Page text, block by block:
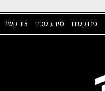
פרויקטים מידע טכני צור קשר